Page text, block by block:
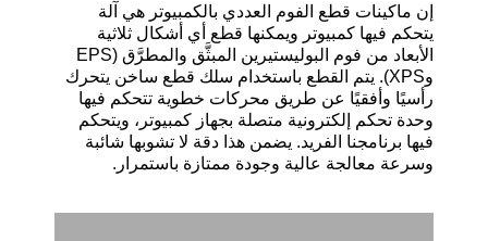
إن ماكينات قطع الفوم العددي بالكمبيوتر هي آلة
يتحكم فيها كمبيوتر ويمكنها قطع أي أشكال ثلاثية
الأبعاد من فوم البوليستيرين المبثَّق والمطرَّق (EPS
وXPS). يتم القطع باستخدام سلك قطع ساخن يتحرك
رأسيًا وأفقيًا عن طريق محركات خطوية تتحكم فيها
وحدة تحكم إلكترونية متصلة بجهاز كمبيوتر، ويتحكم
فيها برنامجنا الفريد. يضمن هذا دقة لا تشوبها شائبة
وسرعة معالجة عالية وجودة ممتازة باستمرار.